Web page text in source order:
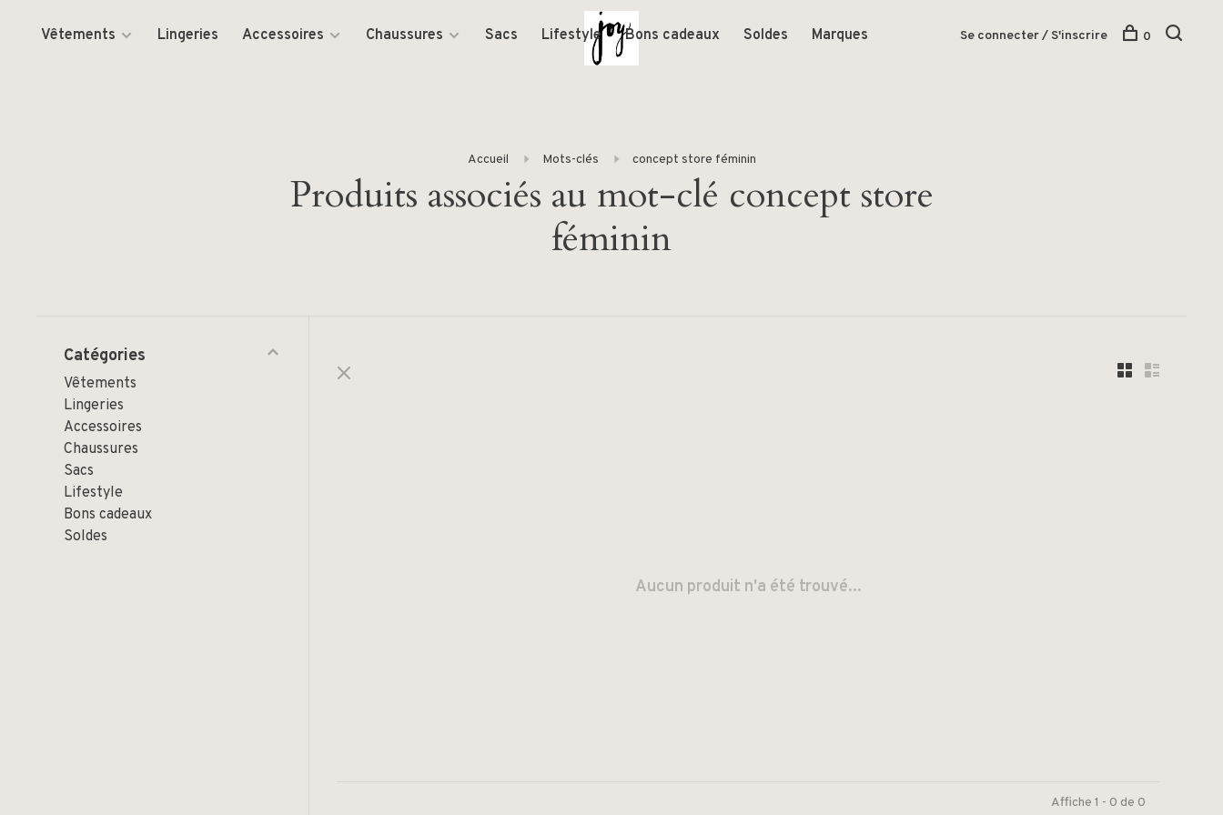
Vêtements Lingeries Accessoires Chaussures Sacs Lifestyle Bons cadeaux Soldes Marques Se connecter / S'inscrire 0
Accueil Mots-clés concept store féminin
Produits associés au mot-clé concept store
féminin
Catégories
Vêtements
Lingeries
Accessoires
Chaussures
Sacs
Lifestyle
Bons cadeaux
Soldes
Aucun produit n'a été trouvé...
Affiche 1 - 0 de 0